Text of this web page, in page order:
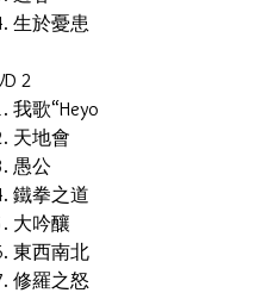
生於憂患
2
我歌“Heyo
天地會
愚公
鐵拳之道
大吟釀
東西南北
修羅之怒